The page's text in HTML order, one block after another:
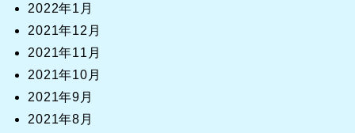
2022年1月
2021年12月
2021年11月
2021年10月
2021年9月
2021年8月